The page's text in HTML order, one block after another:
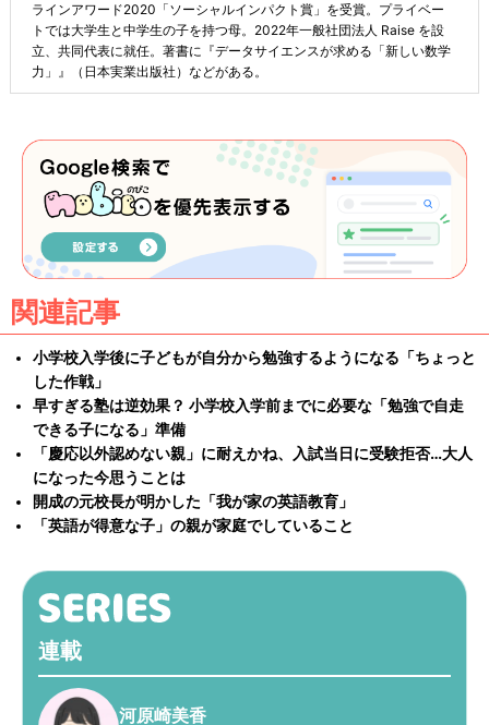
ラインアワード2020「ソーシャルインパクト賞」を受賞。プライベー
トでは大学生と中学生の子を持つ母。2022年一般社団法人 Raise を設
立、共同代表に就任。著書に『データサイエンスが求める「新しい数学
力」』（日本実業出版社）などがある。
関連記事
小学校入学後に子どもが自分から勉強するようになる「ちょっと
した作戦」
早すぎる塾は逆効果？ 小学校入学前までに必要な「勉強で自走
できる子になる」準備
「慶応以外認めない親」に耐えかね、入試当日に受験拒否…大人
になった今思うことは
開成の元校長が明かした「我が家の英語教育」
「英語が得意な子」の親が家庭でしていること
連載
河原崎美香